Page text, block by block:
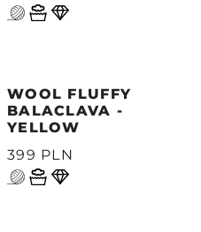
WOOL FLUFFY
BALACLAVA -
YELLOW
399 PLN